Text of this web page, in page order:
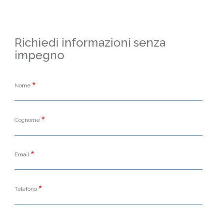
Richiedi informazioni senza
impegno
Nome
Cognome
Email
Telefono